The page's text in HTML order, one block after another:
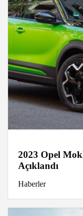
2023 Opel
Açıklandı
Haberler